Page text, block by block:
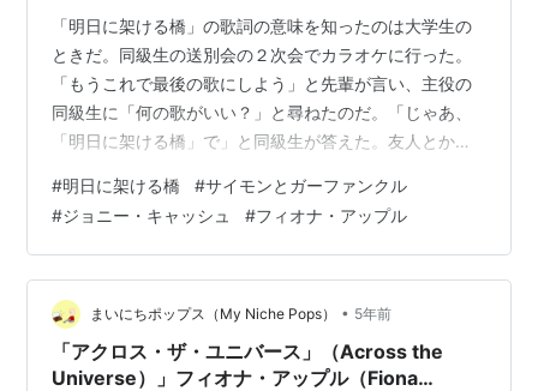
「明日に架ける橋」の歌詞の意味を知ったのは大学生の
ときだ。同級生の送別会の２次会でカラオケに行った。
「もうこれで最後の歌にしよう」と先輩が言い、主役の
同級生に「何の歌がいい？」と尋ねたのだ。「じゃあ、
「明日に架ける橋」で」と同級生が答えた。友人とか恋
分の全てを投げ出してもその人を助ける、これはそうい
う歌です。僕はそういう人間になりたいんです。 とんで
もない困難にある人を助けることなんてできないのに、
とその当時のわたしは冷めて考えていた。闇の底に沈ん
でしまって、自力で上がる元気も勇気もなくしてしまっ
た人を、他人が引っ張り上げることなんてできないん…
#明日に架ける橋 #サイモンとガーファンクル
#ジョニー・キャッシュ #フィオナ・アップル
まいにちポップス（My Niche Pops） • 5年前
「アクロス・ザ・ユニバース」（Across the
Universe）」フィオナ・アップル（Fiona